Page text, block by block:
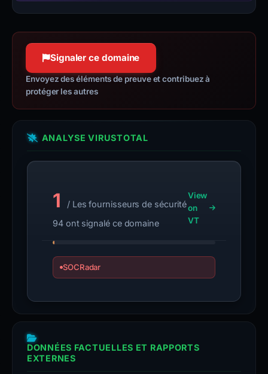
Signaler ce domaine
Envoyez des éléments de preuve et contribuez à
protéger les autres
ANALYSE VIRUSTOTAL
1
/ Les fournisseurs de sécurité
94 ont signalé ce domaine
View
on
VT
SOCRadar
DONNÉES FACTUELLES ET RAPPORTS
EXTERNES